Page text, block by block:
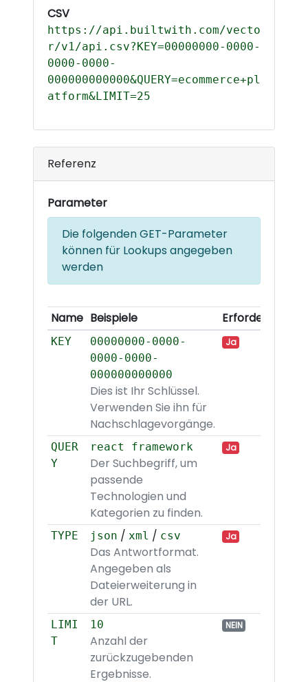
CSV
https://api.builtwith.com/vecto
r/v1/api.csv?KEY=00000000-0000-
0000-0000-
000000000000&QUERY=ecommerce+pl
atform&LIMIT=25
Referenz
Parameter
Die folgenden GET-Parameter
können für Lookups angegeben
werden
Name Beispiele Erforderlich
KEY
00000000-0000-
0000-0000-
000000000000
Dies ist Ihr Schlüssel.
Verwenden Sie ihn für
Nachschlagevorgänge.
Ja
QUER
Y
react framework
Der Suchbegriff, um
passende
Technologien und
Kategorien zu finden.
Ja
TYPE json / xml / csv
Das Antwortformat.
Angegeben als
Dateierweiterung in
der URL.
Ja
LIMI
T
10
Anzahl der
zurückzugebenden
Ergebnisse.
NEIN